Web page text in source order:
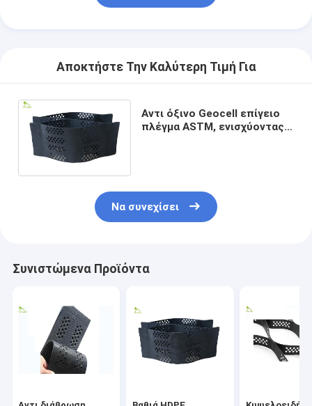
Αποκτήστε Την Καλύτερη Τιμή Για
Αντι όξινο Geocell επίγειο
πλέγμα ASTM, ενισχύοντας
Να συνεχίσει
Συνιστώμενα Προϊόντα